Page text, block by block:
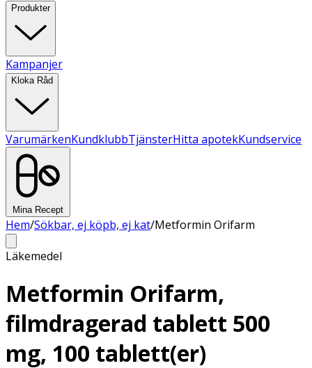
Produkter
Kampanjer
Kloka Råd
VarumärkenKundklubbTjänsterHitta apotekKundservice
Mina Recept
Hem/Sökbar, ej köpb, ej kat/Metformin Orifarm
Läkemedel
Metformin Orifarm,
filmdragerad tablett 500
mg, 100 tablett(er)